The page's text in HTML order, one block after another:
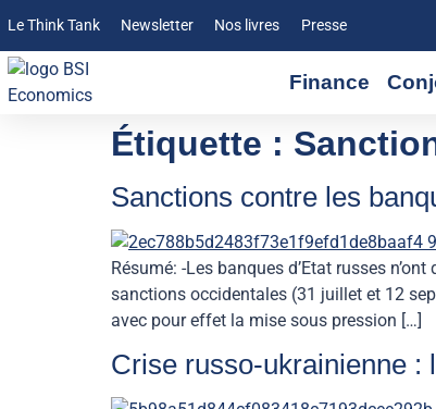
Le Think Tank Newsletter Nos livres Presse
Finance
Étiquette :
Sanctions contre les
Résumé: -Les banques d’Etat russes
sanctions occidentales (31 juillet et 12
avec pour effet la mise sous pression […]
Crise russo-ukrainienne :